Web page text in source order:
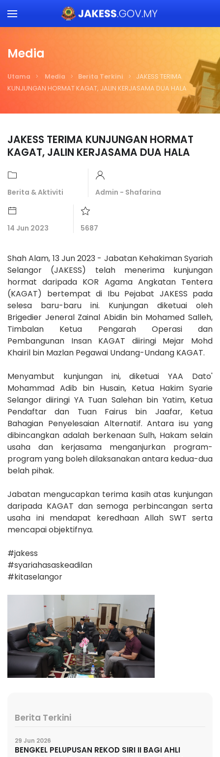
Skip to main content
Media
Utama Media Berita Terkini
JAKESS TERIMA
KUNJUNGAN HORMAT KAGAT, JALIN KERJASAMA DUA HALA
JAKESS TERIMA KUNJUNGAN HORMAT
KAGAT, JALIN KERJASAMA DUA HALA
Berita & Aktiviti Admin - Shafarina
14 Jun 2023 5687
Shah Alam, 13 Jun 2023 - Jabatan Kehakiman Syariah
Selangor (JAKESS) telah menerima kunjungan
hormat daripada KOR Agama Angkatan Tentera
(KAGAT) bertempat di Ibu Pejabat JAKESS pada
selesa baru-baru ini. Kunjungan diketuai oleh
Brigedier Jeneral Zainal Abidin bin Mohamed Salleh,
Timbalan Ketua Pengarah Operasi dan
Pembangunan Insan KAGAT diiringi Mejar Mohd
Khairil bin Mazlan Pegawai Undang-Undang KAGAT.
Menyambut kunjungan ini, diketuai YAA Dato'
Mohammad Adib bin Husain, Ketua Hakim Syarie
Selangor diiringi YA Tuan Salehan bin Yatim, Ketua
Pendaftar dan Tuan Fairus bin Jaafar, Ketua
Bahagian Penyelesaian Alternatif. Antara isu yang
dibincangkan adalah berkenaan Sulh, Hakam selain
usaha dan kerjasama menganjurkan program-
program yang boleh dilaksanakan antara kedua-dua
belah pihak.
Jabatan mengucapkan terima kasih atas kunjungan
daripada KAGAT dan semoga perbincangan serta
usaha ini mendapat keredhaan Allah SWT serta
mencapai objektifnya.
#jakess
#syariahasaskeadilan
#kitaselangor
Berita Terkini
29 Jun 2026
BENGKEL PELUPUSAN REKOD SIRI II BAGI AHLI